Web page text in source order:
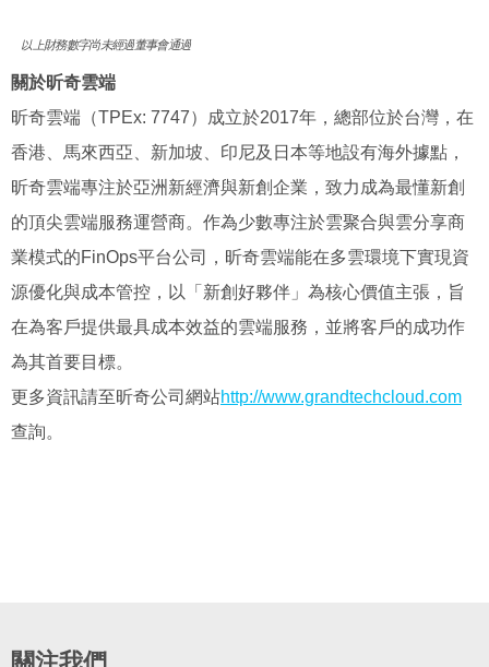
以上財務數字尚未經過董事會通過
關於昕奇雲端
昕奇雲端（TPEx: 7747）成立於2017年，總部位於台灣，在
香港、馬來西亞、新加坡、印尼及日本等地設有海外據點，
昕奇雲端專注於亞洲新經濟與新創企業，致力成為最懂新創
的頂尖雲端服務運營商。作為少數專注於雲聚合與雲分享商
業模式的FinOps平台公司，昕奇雲端能在多雲環境下實現資
源優化與成本管控，以「新創好夥伴」為核心價值主張，旨
在為客戶提供最具成本效益的雲端服務，並將客戶的成功作
為其首要目標。
更多資訊請至昕奇公司網站http://www.grandtechcloud.com
查詢。